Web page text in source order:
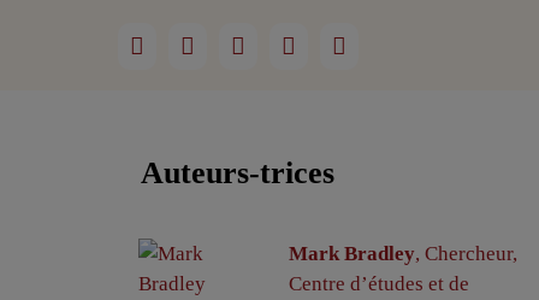
Auteurs-trices
Mark Bradley, Chercheur,
Centre d’études et de